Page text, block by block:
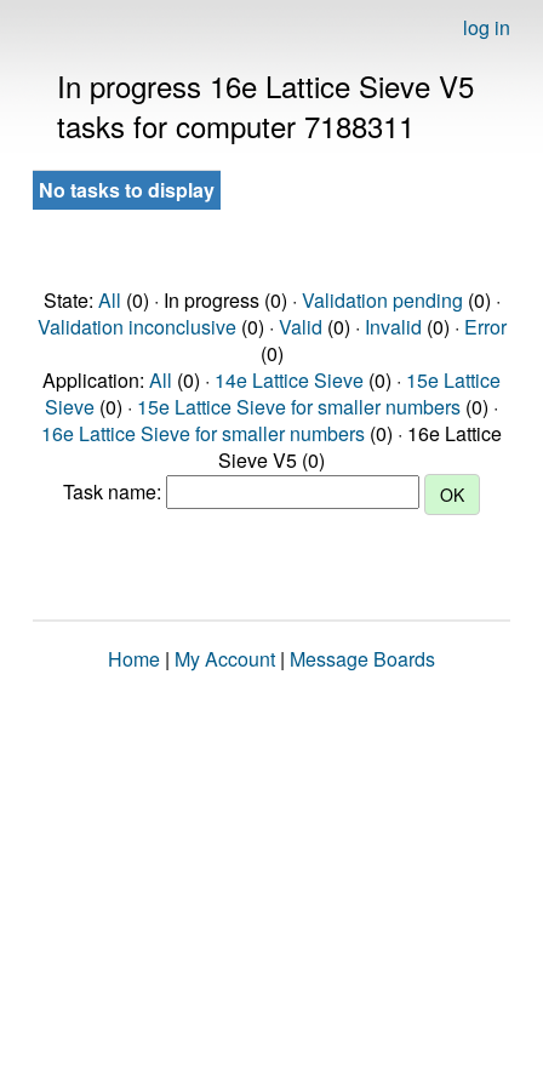
log in
In progress 16e Lattice Sieve V5
tasks for computer 7188311
No tasks to display
State: All (0) · In progress (0) · Validation pending (0) ·
Validation inconclusive(0) · Valid (0) · Invalid (0) · Error
(0)
Application: All (0) · 14e Lattice Sieve (0) · 15e Lattice
Sieve (0) · 15e Lattice Sieve for smaller numbers (0) ·
16e Lattice Sieve for smaller numbers (0) · 16e Lattice
Sieve V5 (0)
Task name:
Home | My Account | Message Boards